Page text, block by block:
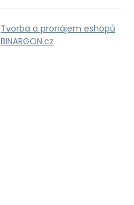
Tvorba a pronájem eshopů
BINARGON.cz